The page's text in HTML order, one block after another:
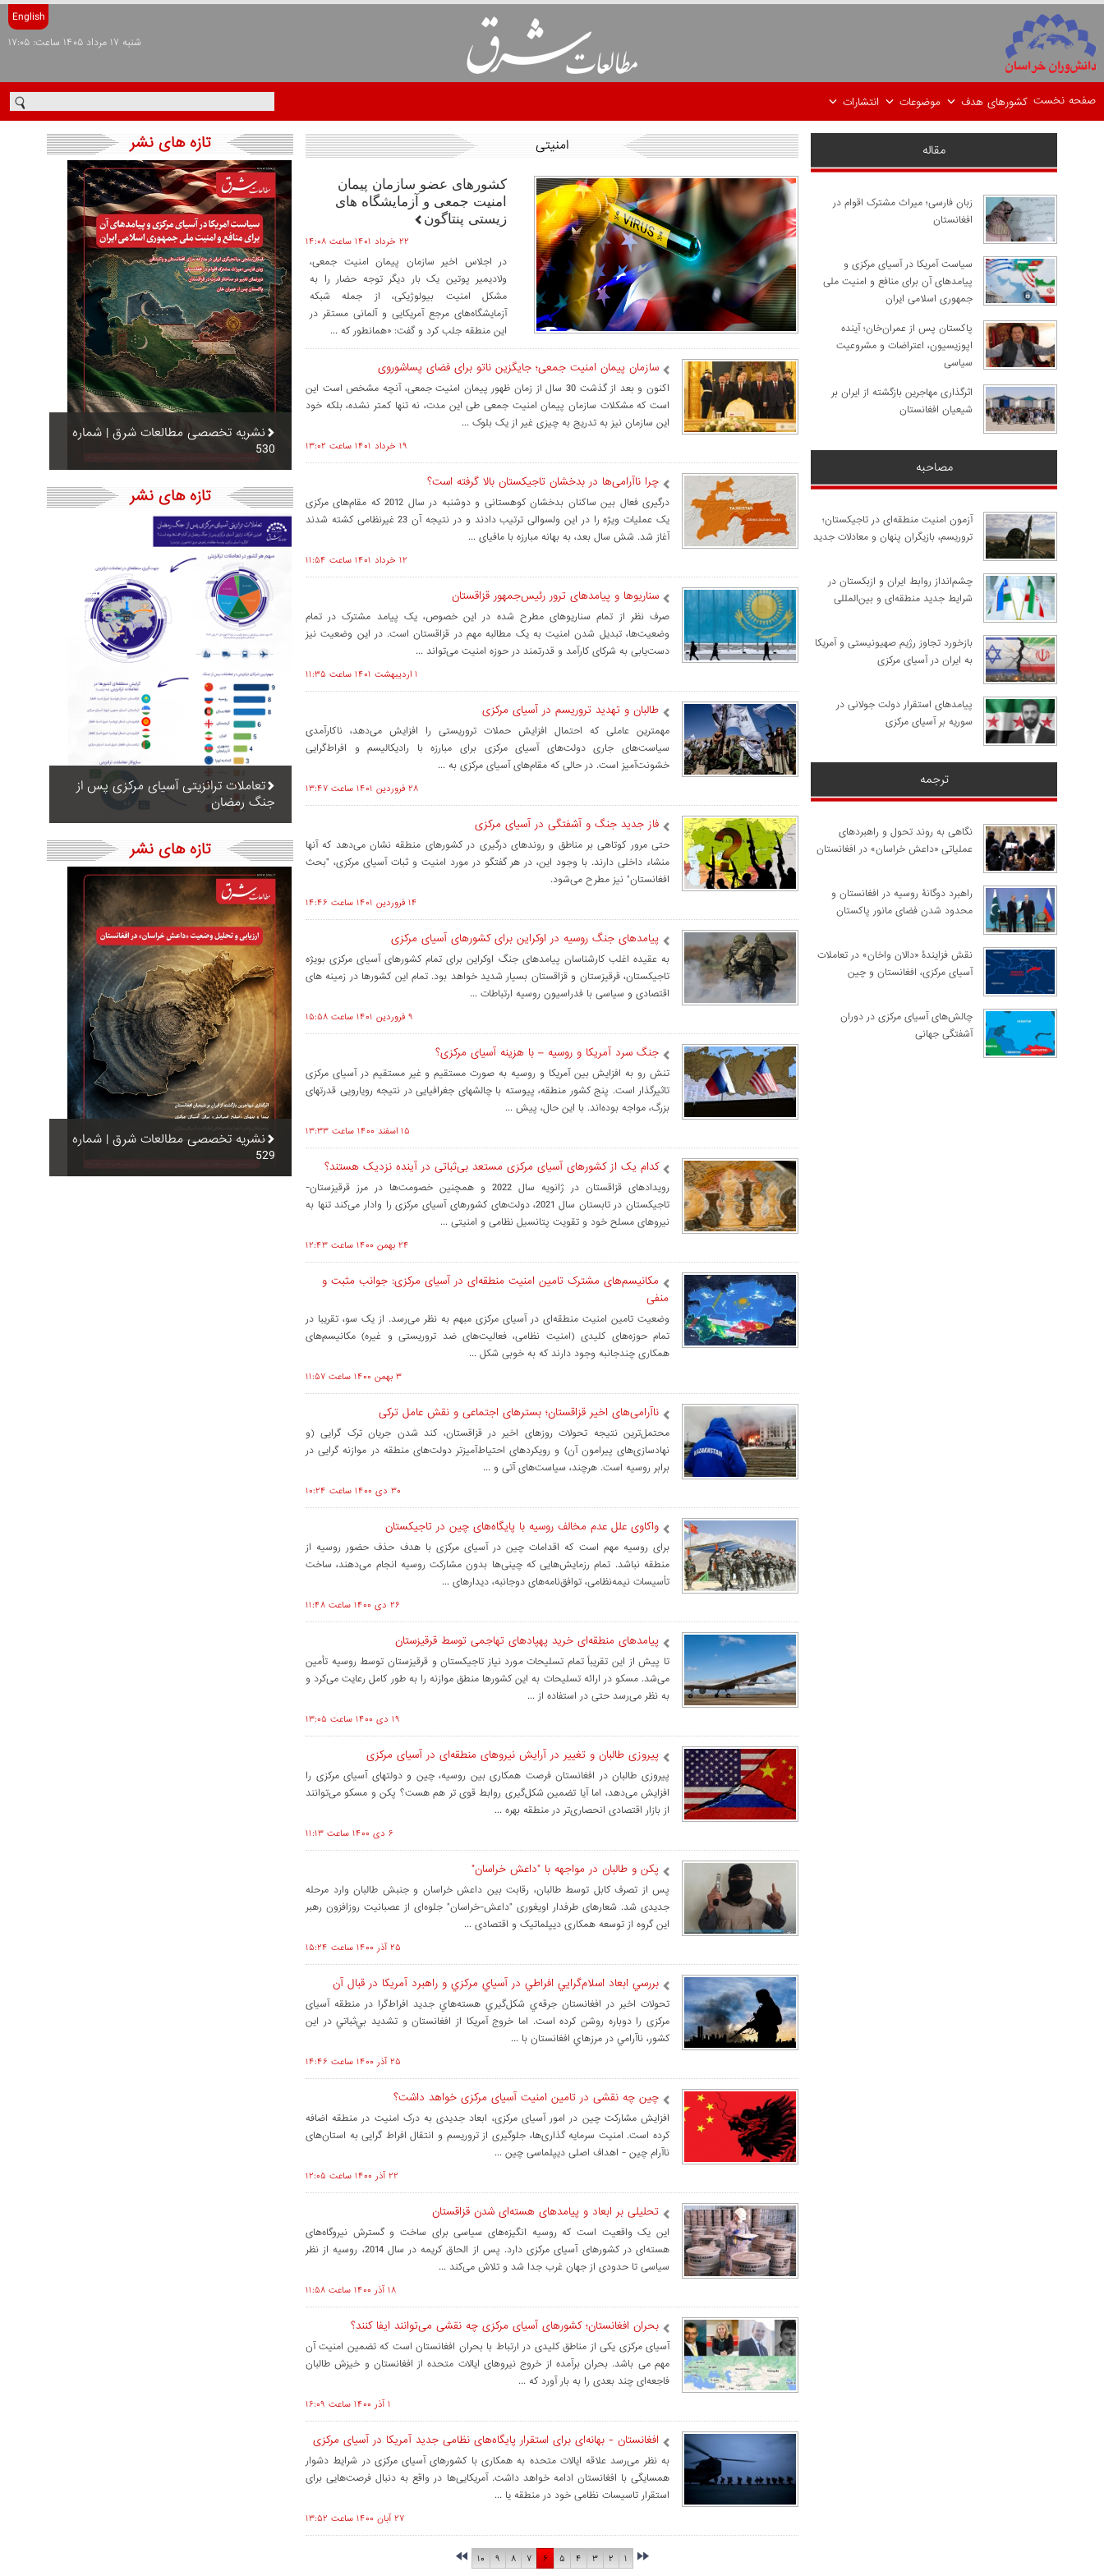
English
شنبه ۱۷ مرداد ۱۴۰۵ ساعت: ۱۷:۰۵
صفحه نخست کشورهای هدف موضوعات انتشارات
مقاله
زبان فارسی؛ میراث مشترک اقوام در
افغانستان
سیاست آمریکا در آسیای مرکزی و
پیامدهای آن برای منافع و امنیت ملی
جمهوری اسلامی ایران
پاکستان پس از عمران‌خان؛ آینده
اپوزیسیون، اعتراضات و مشروعیت
سیاسی
اثرگذاری مهاجرین بازگشته از ایران بر
شیعیان افغانستان
مصاحبه
آزمون امنیت منطقه‌ای در تاجیکستان؛
تروریسم، بازیگران پنهان و معادلات جدید
چشم‌انداز روابط ایران و ازبکستان در
شرایط جدید منطقه‌ای و بین‌المللی
​بازخورد تجاوز رژیم صهیونیستی و آمریکا
به ایران در آسیای مرکزی
پیامدهای استقرار دولت جولانی در
سوریه بر آسیای مرکزی
ترجمه
نگاهی به روند تحول و راهبردهای
عملیاتی «داعش خراسان» در افغانستان
راهبرد دوگانۀ روسیه در افغانستان و
محدود شدن فضای مانور پاکستان
نقش فزایندۀ «دالان واخان» در تعاملات
آسیای مرکزی، افغانستان و چین
چالش‌های آسیای مرکزی در دوران
آشفتگی جهانی
امنیتی
کشورهای عضو سازمان پیمان
امنیت جمعی و آزمایشگاه های
زیستی پنتاگون
۲۲ خرداد ۱۴۰۱ ساعت ۱۴:۰۸
در اجلاس اخیر سازمان پیمان امنیت جمعی،
ولادیمیر پوتین یک بار دیگر توجه حضار را به
مشکل امنیت بیولوژیکی، از جمله شبکه
آزمایشگاه‌های مرجع آمریکایی و آلمانی مستقر در
این منطقه جلب کرد و گفت: «همانطور که ...
سازمان پیمان امنیت جمعی؛ جایگزین ناتو برای فضای پساشوروی
اکنون و بعد از گذشت 30 سال از زمان ظهور پیمان امنیت جمعی، آنچه مشخص است این
است که مشکلات سازمان پیمان امنیت جمعی طی این مدت، نه تنها کمتر نشده، بلکه خود
این سازمان نیز به تدریج به چیزی غیر از یک بلوک ...
۱۹ خرداد ۱۴۰۱ ساعت ۱۳:۰۲
چرا ناآرامی‌ها در بدخشان تاجیکستان بالا گرفته است؟
درگیری فعال بین ساکنان بدخشان کوهستانی و دوشنبه در سال 2012 که مقام‌های مرکزی
یک عملیات ویژه را در این ولسوالی ترتیب دادند و در نتیجه آن 23 غیرنظامی کشته شدند
آغاز شد. شش سال بعد، به بهانه مبارزه با مافیای ...
۱۲ خرداد ۱۴۰۱ ساعت ۱۱:۵۴
سناریوها و پیامدهای ترور رئیس‌جمهور قزاقستان
صرف‌ نظر از تمام سناریوهای مطرح شده در این خصوص، یک پیامد مشترک در تمام
وضعیت‌ها، تبدیل شدن امنیت به یک مطالبه مهم در قزاقستان است. در این وضعیت نیز
دست‌یابی به شرکای کارآمد و قدرتمند در حوزه امنیت می‌تواند ...
۱ ارديبهشت ۱۴۰۱ ساعت ۱۱:۳۵
طالبان و تهدید تروریسم در آسیای مرکزی
مهمترین عاملی که احتمال افزایش حملات تروریستی را افزایش می‌دهد، ناکارآمدی
سیاست‌های جاری دولت‌های آسیای مرکزی برای مبارزه با رادیکالیسم و افراط‌گرایی
خشونت‌آمیز است. در حالی که مقام‌های آسیای مرکزی به ...
۲۸ فروردين ۱۴۰۱ ساعت ۱۳:۴۷
فاز جدید جنگ و آشفتگی در آسیای مرکزی
حتی مرور کوتاهی بر مناطق و روندهای درگیری در کشورهای منطقه نشان می‌دهد که آنها
منشاء داخلی دارند. با وجود این، در هر گفتگو در مورد امنیت و ثبات آسیای مرکزی، "بحث
افغانستان" نیز مطرح می‌شود.
۱۴ فروردين ۱۴۰۱ ساعت ۱۴:۴۶
پیامدهای جنگ روسیه در اوکراین برای کشورهای آسیای مرکزی
به عقیده اغلب کارشناسان پیامدهای جنگ اوکراین برای تمام کشورهای آسیای مرکزی بویژه
تاجیکستان، قرقیزستان و قزاقستان بسیار شدید خواهد بود. تمام این کشورها در زمینه های
اقتصادی و سیاسی با فدراسیون روسیه ارتباطات ...
۹ فروردين ۱۴۰۱ ساعت ۱۵:۵۸
جنگ سرد آمریکا و روسیه – با هزینه آسیای مرکزی؟
تنش رو به افزایش بین آمریکا و روسیه به صورت مستقیم و غیر مستقیم در آسیای مرکزی
تاثیرگذار است. پنج کشور منطقه، پیوسته با چالشهای جغرافیایی در نتیجه رویارویی قدرتهای
بزرگ، مواجه بوده‌اند. با این حال، پیش ...
۱۵ اسفند ۱۴۰۰ ساعت ۱۳:۳۳
کدام یک از کشورهای آسیای مرکزی مستعد بی‌ثباتی در آینده نزدیک هستند؟
رویدادهای قزاقستان در ژانویه سال 2022 و همچنین خصومت‌ها در مرز قرقیزستان-
تاجیکستان در تابستان سال 2021، دولت‌های کشورهای آسیای مرکزی را وادار می‌کند تنها به
نیروهای مسلح خود و تقویت پتانسیل نظامی و امنیتی ...
۲۴ بهمن ۱۴۰۰ ساعت ۱۲:۴۳
مکانیسم‌های مشترک تامین امنیت منطقه‌ای در آسیای مرکزی: جوانب مثبت و
منفی
وضعیت تامین امنیت منطقه‌ای در آسیای مرکزی مبهم به نظر می‌رسد. از یک سو، تقریبا در
تمام حوزه‌های کلیدی (امنیت نظامی، فعالیت‌های ضد تروریستی و غیره) مکانیسم‌های
همکاری چندجانبه وجود دارند که به خوبی شکل ...
۳ بهمن ۱۴۰۰ ساعت ۱۱:۵۷
ناآرامی‌های اخیر قزاقستان؛ بسترهای اجتماعی و نقش عامل ترکی
محتمل‌ترین نتیجه تحولات روزهای اخیر در قزاقستان، کند شدن جریان ترک گرایی (و
نهادسازی‌های پیرامون آن) و رویکردهای احتیاط‌آمیزتر دولت‌های منطقه در موازنه گرایی در
برابر روسیه است. هرچند، سیاست‌های آتی و ...
۳۰ دی ۱۴۰۰ ساعت ۱۰:۲۴
واکاوی علل عدم مخالف روسیه با پایگاه‌های چین در تاجیکستان
برای روسیه مهم‌ است که اقدامات چین در آسیای مرکزی با هدف حذف حضور روسیه از
منطقه نباشد. تمام رزمایش‌هایی که چینی‌ها بدون مشارکت روسیه انجام می‌دهند، ساخت
تأسیسات نیمه‌نظامی، توافق‌نامه‌های دوجانبه، دیدارهای ...
۲۶ دی ۱۴۰۰ ساعت ۱۱:۴۸
پیامدهای منطقه‌ای خرید پهپادهای تهاجمی توسط قرقیزستان
تا پیش از این تقریباً تمام تسلیحات مورد نیاز تاجیکستان و قرقیزستان توسط روسیه تأمین
می‌شد. مسکو در ارائه تسلیحات به این کشورها منطق موازنه را به طور کامل رعایت می‌کرد و
به نظر می‌رسد حتی در استفاده از ...
۱۹ دی ۱۴۰۰ ساعت ۱۳:۰۵
پیروزی طالبان و تغییر در آرایش نیروهای منطقه‌ای در آسیای مرکزی
پیروزی طالبان در افغانستان فرصت همکاری بین روسیه، چین و دولتهای آسیای مرکزی را
افزایش می‌دهد، اما آیا تضمین شکل‌گیری روابط قوی تر هم هست؟ پکن و مسکو می‌توانند
از بازار اقتصادی انحصاری‌تر در منطقه بهره ...
۶ دی ۱۴۰۰ ساعت ۱۱:۱۳
پکن و طالبان در مواجهه با "داعش خراسان"
پس از تصرف کابل توسط طالبان، رقابت بین داعش خراسان و جنبش طالبان وارد مرحله
جدیدی شد. شعارهای طرفدار اویغوری "داعش-خراسان" جلوه‌ای از عصبانیت روزافزون رهبر
این گروه از توسعه همکاری دیپلماتیک و اقتصادی ...
۲۵ آذر ۱۴۰۰ ساعت ۱۵:۲۴
بررسي ابعاد اسلام‌گرايي افراطي در آسياي مركزي و راهبرد آمريكا در قبال آن
تحولات اخير در افغانستان جرقه‌ي شكل‌گيري هسته‌هاي جديد افراط‌گرا در منطقه آسیای
مرکزی را دوباره روشن كرده است. اما خروج آمريكا از افغانستان و تشديد بي‌ثباتي در این
کشور، ناآرامي در مرزهاي افغانستان با ...
۲۵ آذر ۱۴۰۰ ساعت ۱۴:۴۶
چین چه نقشی در تامین امنیت آسیای مرکزی خواهد داشت؟
افزایش مشارکت چین در امور آسیای مرکزی، ابعاد جدیدی به درک امنیت در منطقه اضافه
کرده است. امنیت سرمایه گذاری‌ها، جلوگیری از تروریسم و انتقال افراط گرایی به استان‌های
ناآرام چین - اهداف اصلی دیپلماسی چین ...
۲۲ آذر ۱۴۰۰ ساعت ۱۲:۰۵
تحلیلی بر ابعاد و پیامدهای هسته‌ای شدن قزاقستان
این یک واقعیت است که روسیه انگیزه‌های سیاسی برای ساخت و گسترش نیروگاه‌های
هسته‌ای در کشورهای آسیای مرکزی دارد. پس از الحاق کریمه در سال 2014، روسیه از نظر
سیاسی تا حدودی از جهان غرب جدا شد و تلاش می‌کند ...
۱۸ آذر ۱۴۰۰ ساعت ۱۱:۵۸
بحران افغانستان؛ کشورهای آسیای مرکزی چه نقشی می‌توانند ایفا کنند؟
آسیای مرکزی یکی از مناطق کلیدی در ارتباط با بحران افغانستان است که تضمین امنیت آن
مهم می باشد. بحران برآمده از خروج نیروهای ایالات متحده از افغانستان و خیزش طالبان
فاجعه‌ای چند بعدی را به بار آورد که ...
۱ آذر ۱۴۰۰ ساعت ۱۶:۰۹
افغانستان - بهانه‌ای برای استقرار پایگاه‌های نظامی جدید آمریکا در آسیای مرکزی
به نظر می‌رسد علاقه ایالات متحده به همکاری با کشورهای آسیای مرکزی در شرایط دشوار
همسایگی با افغانستان ادامه خواهد داشت. آمریکایی‌ها در واقع به دنبال فرصت‌هایی برای
استقرار تاسیسات نظامی خود در منطقه یا ...
۲۷ آبان ۱۴۰۰ ساعت ۱۳:۵۲
۱ ۲ ۳ ۴ ۵ ۶ ۷ ۸ ۹ ۱۰
تازه های نشر
نشریه تخصصی مطالعات شرق | شماره
530
تازه های نشر
تعاملات ترانزیتی آسیای مرکزی پس از
جنگ رمضان
تازه های نشر
نشریه تخصصی مطالعات شرق | شماره
529